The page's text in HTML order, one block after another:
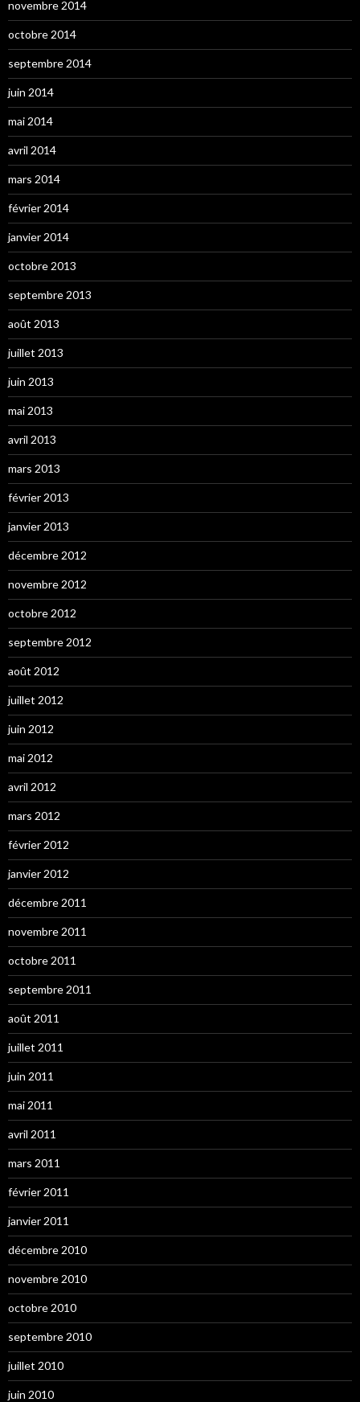
novembre 2014
octobre 2014
septembre 2014
juin 2014
mai 2014
avril 2014
mars 2014
février 2014
janvier 2014
octobre 2013
septembre 2013
août 2013
juillet 2013
juin 2013
mai 2013
avril 2013
mars 2013
février 2013
janvier 2013
décembre 2012
novembre 2012
octobre 2012
septembre 2012
août 2012
juillet 2012
juin 2012
mai 2012
avril 2012
mars 2012
février 2012
janvier 2012
décembre 2011
novembre 2011
octobre 2011
septembre 2011
août 2011
juillet 2011
juin 2011
mai 2011
avril 2011
mars 2011
février 2011
janvier 2011
décembre 2010
novembre 2010
octobre 2010
septembre 2010
juillet 2010
juin 2010